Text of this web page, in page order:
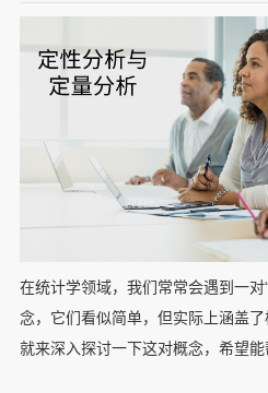
在统计学领域，我们常常会遇到一对
念，它们看似简单，但实际上涵盖
就来深入探讨一下这对概念，希望能